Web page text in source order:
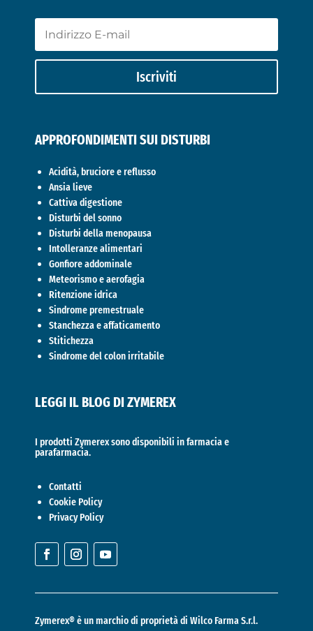
Iscriviti
APPROFONDIMENTI SUI DISTURBI
Acidità, bruciore e reflusso
Ansia lieve
Cattiva digestione
Disturbi del sonno
Disturbi della menopausa
Intolleranze alimentari
Gonfiore addominale
Meteorismo e aerofagia
Ritenzione idrica
Sindrome premestruale
Stanchezza e affaticamento
Stitichezza
Sindrome del colon irritabile
LEGGI IL BLOG DI ZYMEREX
I prodotti Zymerex sono disponibili in farmacia e
parafarmacia.
Contatti
Cookie Policy
Privacy Policy
Zymerex® è un marchio di proprietà di Wilco Farma S.r.l.